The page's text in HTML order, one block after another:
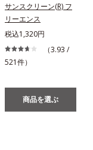
サンスクリーン(R) フ
リーエンス
税込1,320円
（3.93 /
521件）
商品を選ぶ